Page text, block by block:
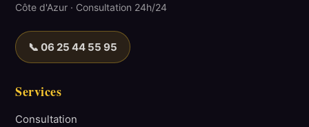
Côte d'Azur · Consultation 24h/24
📞 06 25 44 55 95
Services
Consultation